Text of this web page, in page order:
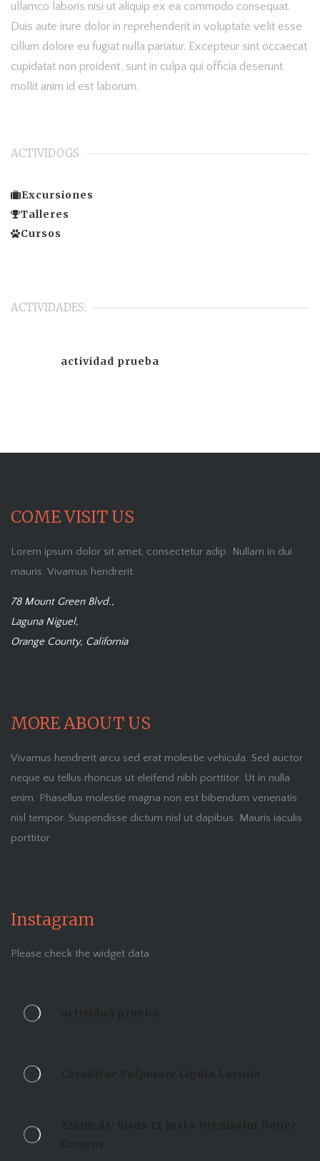
ullamco laboris nisi ut aliquip ex ea commodo consequat.
Duis aute irure dolor in reprehenderit in voluptate velit esse
cillum dolore eu fugiat nulla pariatur. Excepteur sint occaecat
cupidatat non proident, sunt in culpa qui officia deserunt
mollit anim id est laborum.
ACTIVIDOGS
Excursiones
Talleres
Cursos
ACTIVIDADES:
actividad prueba
COME VISIT US
Lorem ipsum dolor sit amet, consectetur adip. Nullam in dui
mauris. Vivamus hendrerit.
78 Mount Green Blvd.,
Laguna Niguel,
Orange County, California
MORE ABOUT US
Vivamus hendrerit arcu sed erat molestie vehicula. Sed auctor
neque eu tellus rhoncus ut eleifend nibh porttitor. Ut in nulla
enim. Phasellus molestie magna non est bibendum venenatis
nisl tempor. Suspendisse dictum nisl ut dapibus. Mauris iaculis
porttitor.
Instagram
Please check the widget data